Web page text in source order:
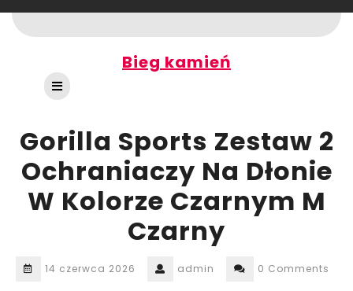
to
content
Bieg kamień
Open
Button
Gorilla Sports Zestaw 2
Ochraniaczy Na Dłonie
W Kolorze Czarnym M
Czarny
14 czerwca 2026 admin 0 Comments